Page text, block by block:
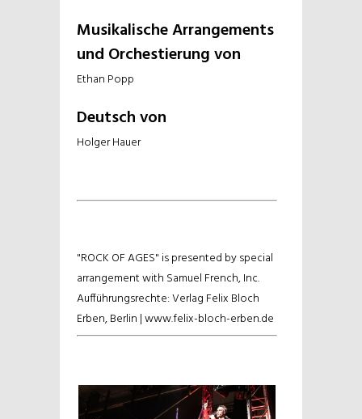
Musikalische Arrangements
und Orchestierung von
Ethan Popp
Deutsch von
Holger Hauer
"ROCK OF AGES" is presented by special
arrangement with Samuel French, Inc.
Aufführungsrechte: Verlag Felix Bloch
Erben, Berlin | www.felix-bloch-erben.de